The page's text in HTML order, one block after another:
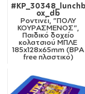
#KP_30348_lunchb
ox_db
Ροντινέι, "ΠΟΛΥ
ΚΟΥΡΑΣΜΕΝΟΣ",
Παιδικό δοχείο
κολατσιού ΜΠΛΕ
185x128x65mm (BPA
free πλαστικό)